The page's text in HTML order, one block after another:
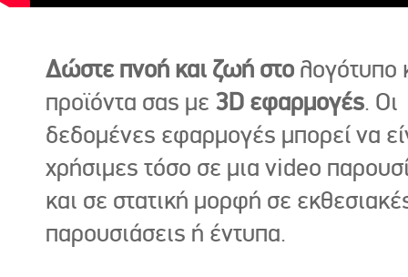
Δώστε πνοή και ζωή στο λογότυπο
προϊόντα σας με 3D εφαρμογές. Οι
δεδομένες εφαρμογές μπορεί να
χρήσιμες τόσο σε μια video
και σε στατική μορφή σε
παρουσιάσεις ή έντυπα.